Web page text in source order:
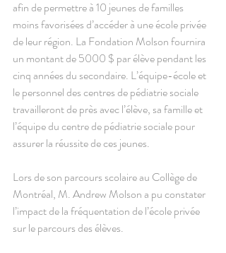
afin de permettre à 10 jeunes de familles
moins favorisées d’accéder à une école privée
de leur région. La Fondation Molson fournira
un montant de 5000 $ par élève pendant les
cinq années du secondaire. L’équipe-école et
le personnel des centres de pédiatrie sociale
travailleront de près avec l’élève, sa famille et
l’équipe du centre de pédiatrie sociale pour
assurer la réussite de ces jeunes.
Lors de son parcours scolaire au Collège de
Montréal, M. Andrew Molson a pu constater
l’impact de la fréquentation de l’école privée
sur le parcours des élèves.